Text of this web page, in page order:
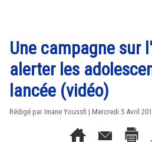
Une campagne sur
alerter les
lancée (vidéo)
Rédigé par Imane Youssfi | Mercredi 5 Avril